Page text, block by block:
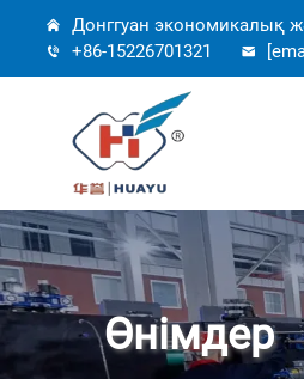
Донггуан экономикалық
+86-15226701321
Өнімдер